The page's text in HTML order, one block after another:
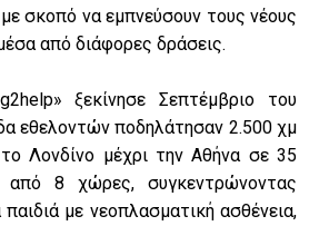
σκοπό να εμπνεύσουν τους νέους
από διάφορες δράσεις.
ξεκίνησε Σεπτέμβριο του
εθελοντών ποδηλάτησαν 2.500 χμ
Λονδίνο μέχρι την Αθήνα σε 35
από 8 χώρες, συγκεντρώνοντας
με νεοπλασματική ασθένεια,